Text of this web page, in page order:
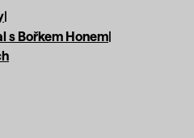
|
s Bořkem Honem|